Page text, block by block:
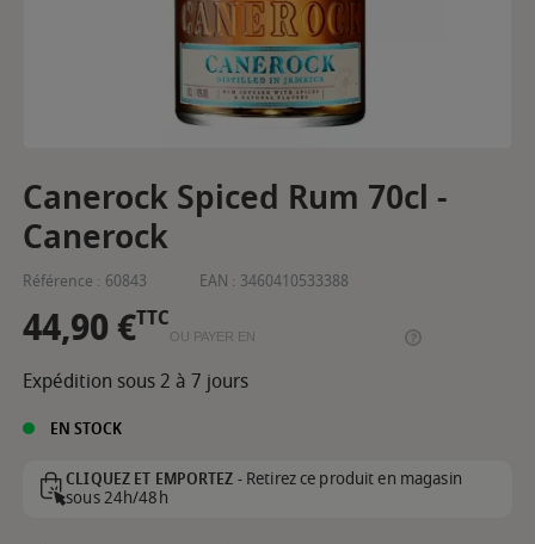
Canerock Spiced Rum 70cl -
Canerock
Référence : 60843 EAN : 3460410533388
44,90 €TTC
OU PAYER EN
Expédition sous 2 à 7 jours
EN STOCK
CLIQUEZ ET EMPORTEZ -Retirez ce produit en magasin
sous 24h/48h